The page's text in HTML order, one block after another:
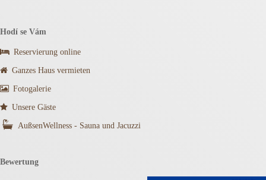
Hodí se Vám
Reservierung online
Ganzes Haus vermieten
Fotogalerie
Unsere Gäste
AußsenWellness - Sauna und Jacuzzi
Bewertung